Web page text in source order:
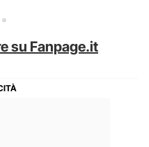
su Fanpage.it